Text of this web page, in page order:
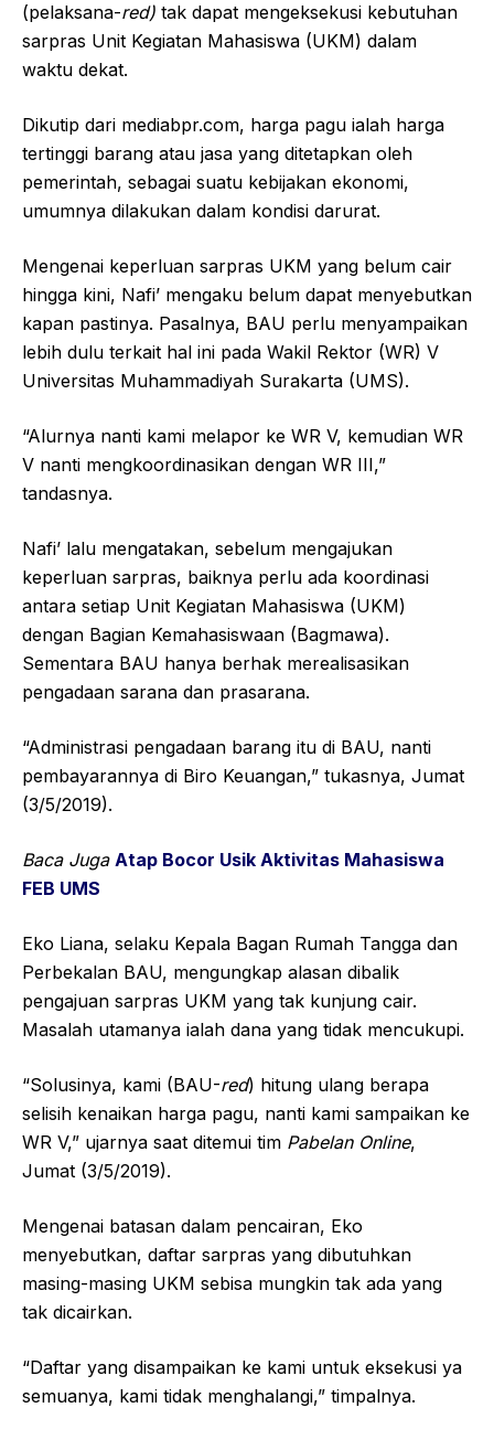
(pelaksana-red) tak dapat mengeksekusi kebutuhan
sarpras Unit Kegiatan Mahasiswa (UKM) dalam
waktu dekat.
Dikutip dari mediabpr.com, harga pagu ialah harga
tertinggi barang atau jasa yang ditetapkan oleh
pemerintah, sebagai suatu kebijakan ekonomi,
umumnya dilakukan dalam kondisi darurat.
Mengenai keperluan sarpras UKM yang belum cair
hingga kini, Nafi’ mengaku belum dapat menyebutkan
kapan pastinya. Pasalnya, BAU perlu menyampaikan
lebih dulu terkait hal ini pada Wakil Rektor (WR) V
Universitas Muhammadiyah Surakarta (UMS).
“Alurnya nanti kami melapor ke WR V, kemudian WR
V nanti mengkoordinasikan dengan WR III,”
tandasnya.
Nafi’ lalu mengatakan, sebelum mengajukan
keperluan sarpras, baiknya perlu ada koordinasi
antara setiap Unit Kegiatan Mahasiswa (UKM)
dengan Bagian Kemahasiswaan (Bagmawa).
Sementara BAU hanya berhak merealisasikan
pengadaan sarana dan prasarana.
“Administrasi pengadaan barang itu di BAU, nanti
pembayarannya di Biro Keuangan,” tukasnya, Jumat
(3/5/2019).
Baca Juga Atap Bocor Usik Aktivitas Mahasiswa
FEB UMS
Eko Liana, selaku Kepala Bagan Rumah Tangga dan
Perbekalan BAU, mengungkap alasan dibalik
pengajuan sarpras UKM yang tak kunjung cair.
Masalah utamanya ialah dana yang tidak mencukupi.
“Solusinya, kami (BAU-red) hitung ulang berapa
selisih kenaikan harga pagu, nanti kami sampaikan ke
WR V,” ujarnya saat ditemui tim Pabelan Online,
Jumat (3/5/2019).
Mengenai batasan dalam pencairan, Eko
menyebutkan, daftar sarpras yang dibutuhkan
masing-masing UKM sebisa mungkin tak ada yang
tak dicairkan.
“Daftar yang disampaikan ke kami untuk eksekusi ya
semuanya, kami tidak menghalangi,” timpalnya.